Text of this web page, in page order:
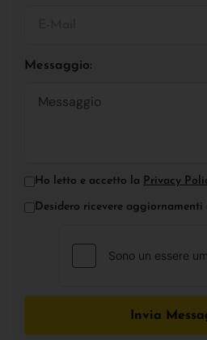
Messaggio:
Ho letto e accetto la Privacy
Desidero ricevere aggiornamenti
Invia